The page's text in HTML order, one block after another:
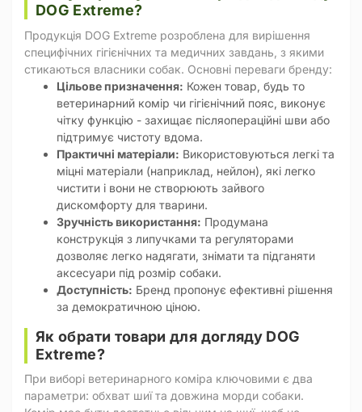
DOG Extreme?
Продукція DOG Extreme розроблена для вирішення
специфічних гігієнічних та медичних завдань, з якими
стикаються власники собак. Основні переваги бренду:
Цільове призначення: Кожен товар, будь то
ветеринарний комір чи гігієнічний пояс, виконує
чітку функцію - захищає післяопераційні шви або
підтримує чистоту вдома.
Практичні матеріали: Використовуються легкі та
міцні матеріали (наприклад, нейлон), які легко
чистити і вони не створюють зайвого
дискомфорту для тварини.
Зручність використання: Продумана
конструкція з липучками та регуляторами
дозволяє легко надягати, знімати та підганяти
аксесуари під розмір собаки.
Доступність: Бренд пропонує ефективні рішення
за демократичною ціною.
Як обрати товари для догляду DOG
Extreme?
При виборі ветеринарного коміра ключовими є два
параметри: обхват шиї та довжина морди собаки.